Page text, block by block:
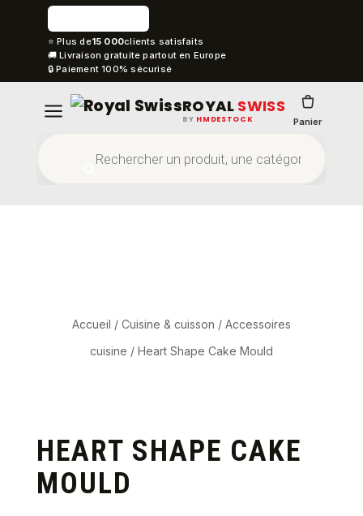
⭐ Plus de15 000clients satisfaits
🚚 Livraison gratuite partout en Europe
🔒 Paiement 100% sécurisé
ROYAL SWISS
BY HMDESTOCK Panier
Accueil / Cuisine & cuisson / Accessoires
cuisine / Heart Shape Cake Mould
HEART SHAPE CAKE
MOULD